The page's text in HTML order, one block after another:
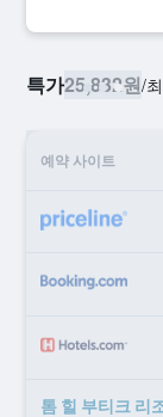
특가25,832원/
예약 사이트
톰 힐 부티크 리